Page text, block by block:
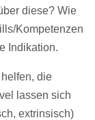
diese? Wie
Kompetenzen
Indikation.
die
lassen sich
extrinsisch)